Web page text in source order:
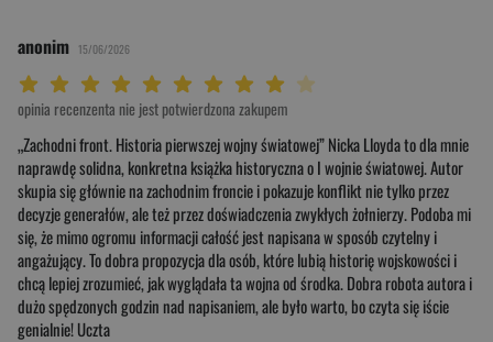
anonim 15/06/2026
Twoja ocena: Arcydzieło 10/10"
Twoja ocena: Wybitna 9/10"
Twoja ocena: Rewelacyjna 8/10"
Twoja ocena: Bardzo dobra 7/10"
Twoja ocena: Dobra 6/10"
Twoja ocena: Przeciętna 5/10"
Twoja ocena: Może być 4/10"
Twoja ocena: Słaba 3/10"
Twoja ocena: Bardzo słaba 2/10"
Twoja ocena: Beznadziejna 1/10"
opinia recenzenta nie jest potwierdzona zakupem
„Zachodni front. Historia pierwszej wojny światowej” Nicka Lloyda to dla mnie
naprawdę solidna, konkretna książka historyczna o I wojnie światowej. Autor
skupia się głównie na zachodnim froncie i pokazuje konflikt nie tylko przez
decyzje generałów, ale też przez doświadczenia zwykłych żołnierzy. Podoba mi
się, że mimo ogromu informacji całość jest napisana w sposób czytelny i
angażujący. To dobra propozycja dla osób, które lubią historię wojskowości i
chcą lepiej zrozumieć, jak wyglądała ta wojna od środka. Dobra robota autora i
dużo spędzonych godzin nad napisaniem, ale było warto, bo czyta się iście
genialnie! Uczta